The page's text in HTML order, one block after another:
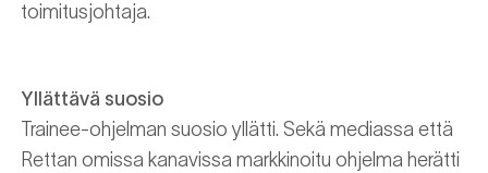
toimitusjohtaja.
Yllättävä suosio
Trainee-ohjelman suosio yllätti. Sekä mediassa että
Rettan omissa kanavissa markkinoitu ohjelma herätti